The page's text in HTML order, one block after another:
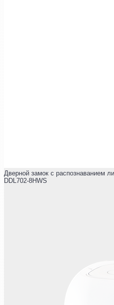
Дверной замок с распознаванием
DDL702-8HWS